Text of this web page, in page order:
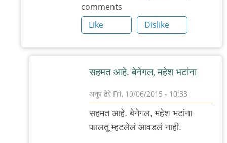
comments
Like
Dislike
सहमत आहे. बेनेगल, महेश भटांना
अनुप ढेरे Fri, 19/06/2015 - 10:33
In
reply
सहमत आहे. बेनेगल, महेश भटांना
फालतू म्हटलेलं आवडलं नाही.